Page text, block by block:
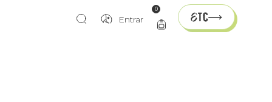
Entrar
0